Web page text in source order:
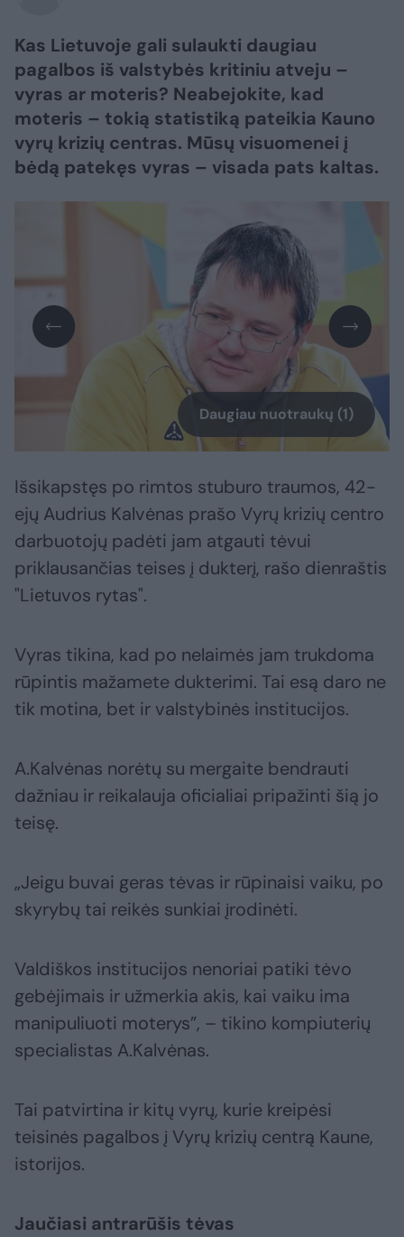
Kas Lietuvoje gali sulaukti daugiau
pagalbos iš valstybės kritiniu atveju –
vyras ar moteris? Neabejokite, kad
moteris – tokią statistiką pateikia Kauno
vyrų krizių centras. Mūsų visuomenei į
bėdą patekęs vyras – visada pats kaltas.
Daugiau nuotraukų (1)
Išsikapstęs po rimtos stuburo traumos, 42-
ejų Audrius Kalvėnas prašo Vyrų krizių centro
darbuotojų padėti jam atgauti tėvui
priklausančias teises į dukterį, rašo dienraštis
"Lietuvos rytas".
Vyras tikina, kad po nelaimės jam trukdoma
rūpintis mažamete dukterimi. Tai esą daro ne
tik motina, bet ir valstybinės institucijos.
A.Kalvėnas norėtų su mergaite bendrauti
dažniau ir reikalauja oficialiai pripažinti šią jo
teisę.
„Jeigu buvai geras tėvas ir rūpinaisi vaiku, po
skyrybų tai reikės sunkiai įrodinėti.
Valdiškos institucijos nenoriai patiki tėvo
gebėjimais ir užmerkia akis, kai vaiku ima
manipuliuoti moterys”, – tikino kompiuterių
specialistas A.Kalvėnas.
Tai patvirtina ir kitų vyrų, kurie kreipėsi
teisinės pagalbos į Vyrų krizių centrą Kaune,
istorijos.
Jaučiasi antrarūšis tėvas